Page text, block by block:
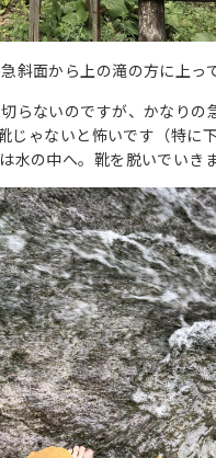
斜面から上の滝の方に上っ
らないのですが、かなりの
じゃないと怖いです（特に
水の中へ。靴を脱いでいきま